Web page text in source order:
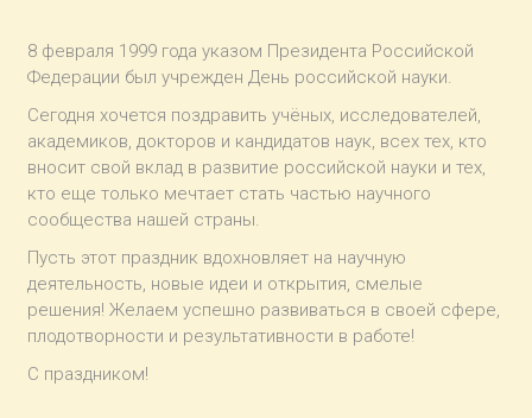
8 февраля 1999 года указом Президента Российской
Федерации был учрежден День российской науки.
Сегодня хочется поздравить учёных, исследователей,
академиков, докторов и кандидатов наук, всех тех, кто
вносит свой вклад в развитие российской науки и тех,
кто еще только мечтает стать частью научного
сообщества нашей страны.
Пусть этот праздник вдохновляет на научную
деятельность, новые идеи и открытия, смелые
решения! Желаем успешно развиваться в своей сфере,
плодотворности и результативности в работе!
С праздником!